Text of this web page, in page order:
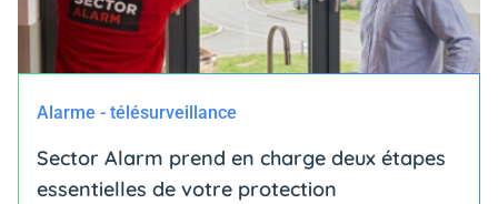
Alarme - télésurveillance
Sector Alarm prend en charge deux étapes
essentielles de votre protection